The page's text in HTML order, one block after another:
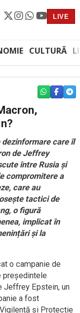
LIVE
CULTURĂ
WHATSAPP
care îl
de Jeffrey
între Rusia și
compromitere a
care au
tactici de
o figură
implicat în
și la
o campanie de
președintele
Jeffrey Epstein, un
a fost
și Protecție